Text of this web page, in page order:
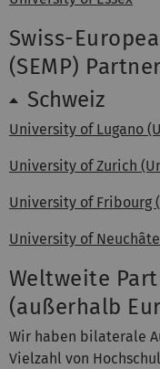
Swiss-
(SEMP)
Schweiz
University of Lugano
University of Zurich
University of Fribourg
University of
Weltweite
(außerhalb
Wir haben bilaterale
Vielzahl von